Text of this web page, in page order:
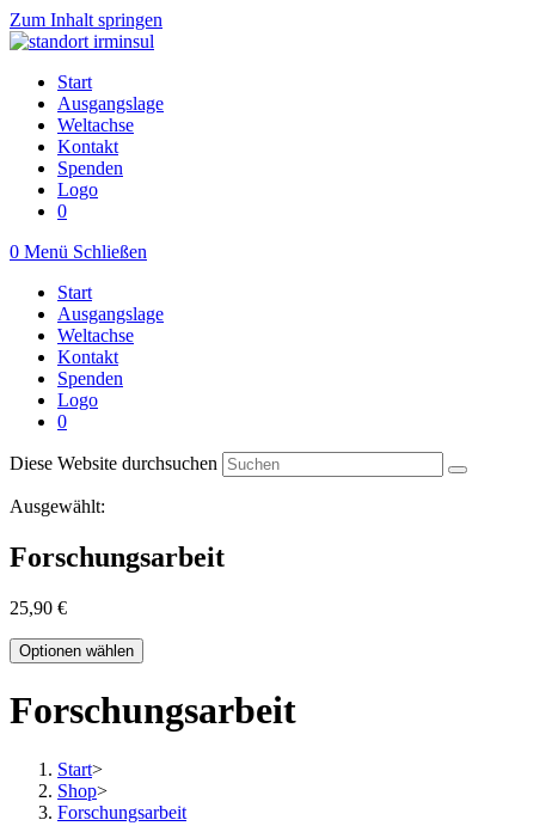
Zum Inhalt springen
Start
Ausgangslage
Weltachse
Kontakt
Spenden
Logo
0
0 Menü Schließen
Start
Ausgangslage
Weltachse
Kontakt
Spenden
Logo
0
Diese Website durchsuchen
Ausgewählt:
Forschungsarbeit
25,90 €
Optionen wählen
Forschungsarbeit
Start>
Shop>
Forschungsarbeit